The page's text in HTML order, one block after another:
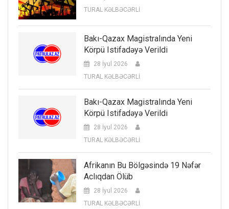
TURAL KƏLBƏCƏRLİ
Bakı-Qazax Magistralında Yeni
Körpü Istifadəyə Verildi
28 İyul 2026
TURAL KƏLBƏCƏRLİ
Bakı-Qazax Magistralında Yeni
Körpü Istifadəyə Verildi
28 İyul 2026
TURAL KƏLBƏCƏRLİ
Afrikanın Bu Bölgəsində 19 Nəfər
Aclıqdan Ölüb
28 İyul 2026
TURAL KƏLBƏCƏRLİ